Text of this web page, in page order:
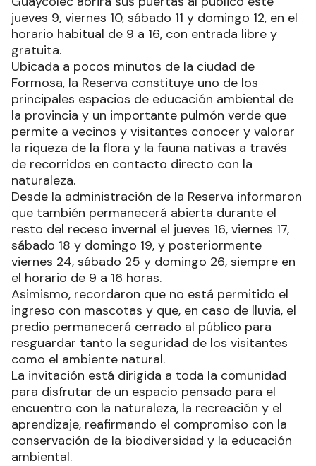
jueves 9, viernes 10, sábado 11 y domingo 12, en el
horario habitual de 9 a 16, con entrada libre y
gratuita.
Ubicada a pocos minutos de la ciudad de
Formosa, la Reserva constituye uno de los
principales espacios de educación ambiental de
la provincia y un importante pulmón verde que
permite a vecinos y visitantes conocer y valorar
la riqueza de la flora y la fauna nativas a través
de recorridos en contacto directo con la
naturaleza.
Desde la administración de la Reserva informaron
que también permanecerá abierta durante el
resto del receso invernal el jueves 16, viernes 17,
sábado 18 y domingo 19, y posteriormente
viernes 24, sábado 25 y domingo 26, siempre en
el horario de 9 a 16 horas.
Asimismo, recordaron que no está permitido el
ingreso con mascotas y que, en caso de lluvia, el
predio permanecerá cerrado al público para
resguardar tanto la seguridad de los visitantes
como el ambiente natural.
La invitación está dirigida a toda la comunidad
para disfrutar de un espacio pensado para el
encuentro con la naturaleza, la recreación y el
aprendizaje, reafirmando el compromiso con la
conservación de la biodiversidad y la educación
ambiental.